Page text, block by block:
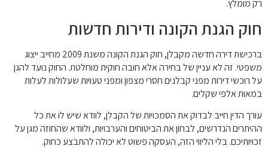
רק מומלץ.
חוק הגנת הקונה ודירות חדשות
ברכישת דירה חדשה מקבלן, חוק הגנת הקונה משנת 2009 מחייב ייצוג
משפטי. זה לא עניין של בחירה אלא חובה חוקית מוחלטת. החוק נועד להגן
על רוכשי דירות מפני קבלנים חסרי מצפון ומפני טעויות שעלולות לעלות
במאות אלפי שקלים.
עורך הדין חייב לבדוק את הסמכויות של הקבלן, לוודא שיש לו את כל
ההיתרים הנדרשים, לבחון את הביטוחים והערבויות, ולוודא שהחוזה מגן על
זכויותיכם. בלי הליווי הזה, העסקה פשוט לא יכולה להתבצע כחוק.